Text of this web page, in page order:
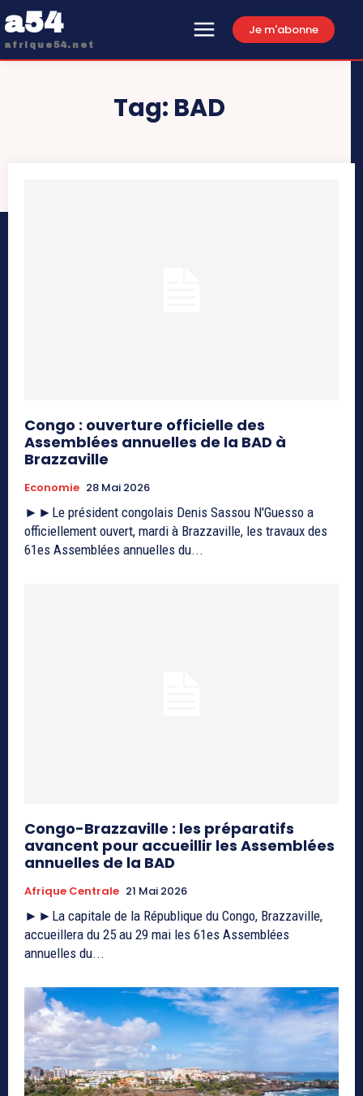
a54
afrique54.net
Je m'abonne
Tag: BAD
Congo : ouverture officielle des
Assemblées annuelles de la BAD à
Brazzaville
Economie 28 Mai 2026
►►Le président congolais Denis Sassou N'Guesso a
officiellement ouvert, mardi à Brazzaville, les travaux des
61es Assemblées annuelles du...
Congo-Brazzaville : les préparatifs
avancent pour accueillir les Assemblées
annuelles de la BAD
Afrique Centrale 21 Mai 2026
►►La capitale de la République du Congo, Brazzaville,
accueillera du 25 au 29 mai les 61es Assemblées
annuelles du...